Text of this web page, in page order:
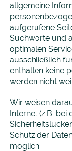
allgemeine
aufgerufene
Suchworte und
optimalen
ausschließlich
enthalten keine
werden nicht
Wir weisen
Internet (z.B. bei
Schutz der
möglich.